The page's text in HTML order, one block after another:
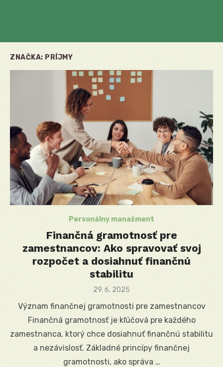
ZNAČKA: PRÍJMY
Personálny manažment
Finančná gramotnosť pre
zamestnancov: Ako spravovať svoj
rozpočet a dosiahnuť finančnú
stabilitu
Posted
29. 6. 2025
Význam finančnej gramotnosti pre zamestnancov
Finančná gramotnosť je kľúčová pre každého
zamestnanca, ktorý chce dosiahnuť finančnú stabilitu
a nezávislosť. Základné princípy finančnej
gramotnosti, ako správa …